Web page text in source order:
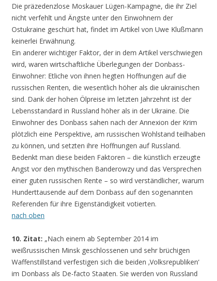
Die präzedenzlose Moskauer Lügen-Kampagne, die ihr Ziel
nicht verfehlt und Ängste unter den Einwohnern der
Ostukraine geschürt hat, findet im Artikel von Uwe Klußmann
keinerlei Erwähnung.
Ein anderer wichtiger Faktor, der in dem Artikel verschwiegen
wird, waren wirtschaftliche Überlegungen der Donbass-
Einwohner: Etliche von ihnen hegten Hoffnungen auf die
russischen Renten, die wesentlich höher als die ukrainischen
sind. Dank der hohen Ölpreise im letzten Jahrzehnt ist der
Lebensstandard in Russland höher als in der Ukraine. Die
Einwohner des Donbass sahen nach der Annexion der Krim
plötzlich eine Perspektive, am russischen Wohlstand teilhaben
zu können, und setzten ihre Hoffnungen auf Russland.
Bedenkt man diese beiden Faktoren – die künstlich erzeugte
Angst vor den mythischen Banderowzy und das Versprechen
einer guten russischen Rente – so wird verständlicher, warum
Hunderttausende auf dem Donbass auf den sogenannten
Referenden für ihre Eigenständigkeit votierten.
nach oben
10. Zitat: „Nach einem ab September 2014 im
weißrussischen Minsk geschlossenen und sehr brüchigen
Waffenstillstand verfestigen sich die beiden ‚Volksrepubliken‘
im Donbass als De-facto Staaten. Sie werden von Russland